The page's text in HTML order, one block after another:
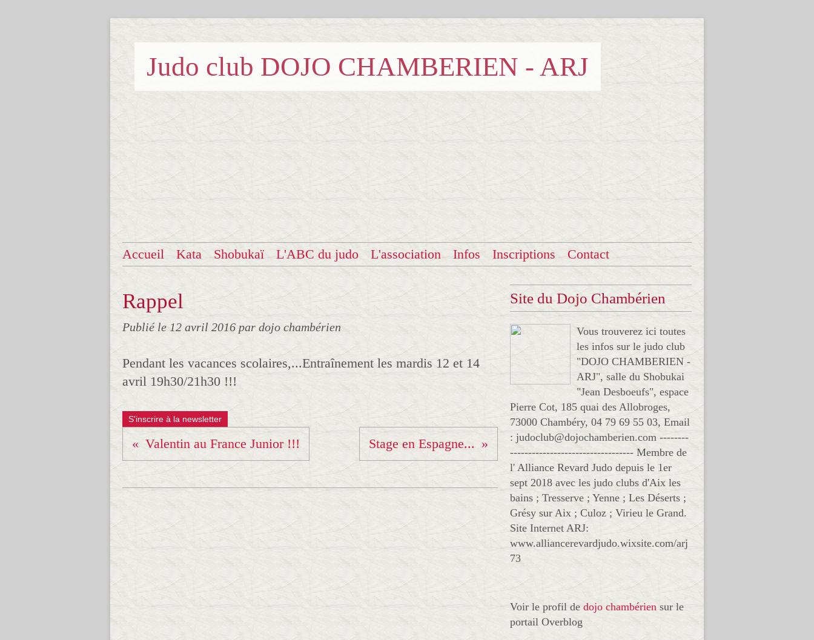
Judo club DOJO CHAMBERIEN - ARJ
Accueil Kata Shobukaï L'ABC du judo L'association Infos Inscriptions Contact
Rappel
Publié le 12 avril 2016 par dojo chambérien
Pendant les vacances scolaires,...Entraînement les mardis 12 et 14
avril 19h30/21h30 !!!
S'inscrire à la newsletter
Valentin au France Junior !!! Stage en Espagne...
Site du Dojo Chambérien
Vous trouverez ici toutes
les infos sur le judo club
"DOJO CHAMBERIEN -
ARJ", salle du Shobukai
"Jean Desboeufs", espace
Pierre Cot, 185 quai des Allobroges,
73000 Chambéry, 04 79 69 55 03, Email
: judoclub@dojochamberien.com --------
---------------------------------- Membre de
l' Alliance Revard Judo depuis le 1er
sept 2018 avec les judo clubs d'Aix les
bains ; Tresserve ; Yenne ; Les Déserts ;
Grésy sur Aix ; Culoz ; Virieu le Grand.
Site Internet ARJ:
www.alliancerevardjudo.wixsite.com/arj
73
Voir le profil de dojo chambérien sur le
portail Overblog